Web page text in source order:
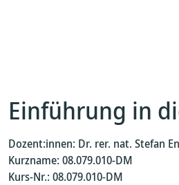
Einführung in
Dozent:innen: Dr. rer. nat. Stefan
Kurzname: 08.079.010-DM
Kurs-Nr.: 08.079.010-DM